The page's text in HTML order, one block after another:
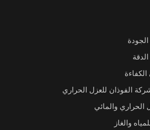
الفوذان للعزل الحراري
الحراري والمائي
والغاز